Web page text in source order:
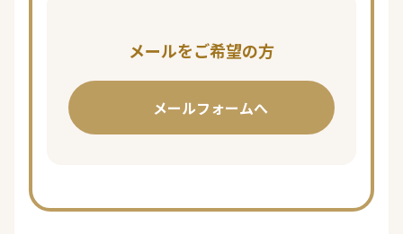
メールをご希望の方
メールフォームへ